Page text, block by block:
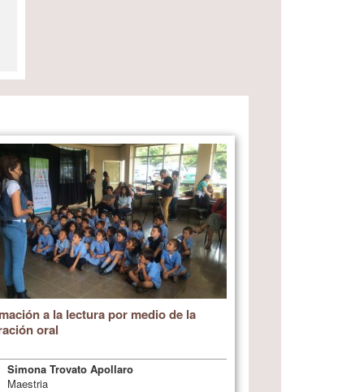
a la lectura por medio de la
oral
Simona Trovato Apollaro
Maestria